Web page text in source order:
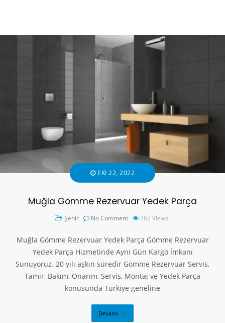
EKI 22, 2022
Muğla Gömme Rezervuar Yedek Parça
Şehir No Comment 262 Views
Muğla Gömme Rezervuar Yedek Parça Gömme Rezervuar
Yedek Parça Hizmetinde Aynı Gün Kargo İmkanı
Sunuyoruz. 20 yılı aşkın süredir Gömme Rezervuar Servis,
Tamir, Bakım, Onarım, Servis, Montaj ve Yedek Parça
konusunda Türkiye geneline
Devamı